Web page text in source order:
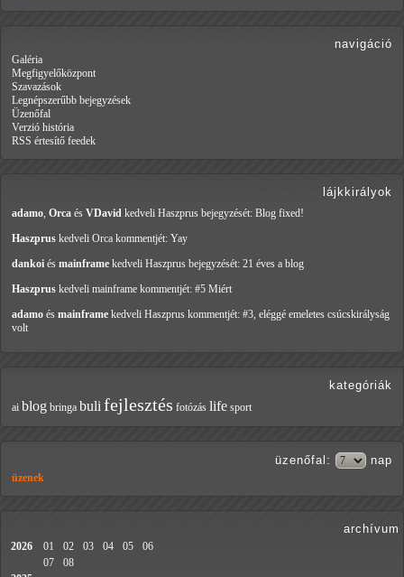
navigáció
Galéria
Megfigyelőközpont
Szavazások
Legnépszerűbb bejegyzések
Üzenőfal
Verzió história
RSS értesítő feedek
lájkkirályok
adamo, Orca és VDavid kedveli Haszprus bejegyzését: Blog fixed!
Haszprus kedveli Orca kommentjét: Yay
dankoi és mainframe kedveli Haszprus bejegyzését: 21 éves a blog
Haszprus kedveli mainframe kommentjét: #5 Miért
adamo és mainframe kedveli Haszprus kommentjét: #3, eléggé emeletes csúcskirályság
volt
kategóriák
ai blog bringa buli fejlesztés fotózás life sport
üzenőfal : nap
üzenek
archívum
2026 01 02 03 04 05
06
07
08